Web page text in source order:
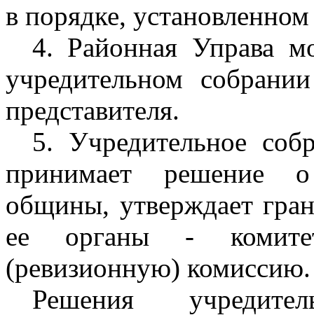
в порядке,
4. Районная Управа
учредительном
представителя.
5. Учредительное
принимает решение о
общины, утверждает
ее органы -
(ревизионную) комиссию.
Решения